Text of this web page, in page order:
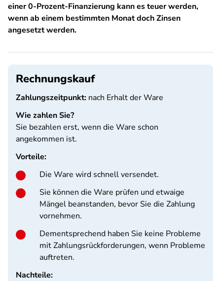
einer 0-Prozent-Finanzierung kann es teuer werden,
wenn ab einem bestimmten Monat doch Zinsen
angesetzt werden.
Rechnungskauf
Zahlungszeitpunkt: nach Erhalt der Ware
Wie zahlen Sie?
Sie bezahlen erst, wenn die Ware schon
angekommen ist.
Vorteile:
Die Ware wird schnell versendet.
Sie können die Ware prüfen und etwaige
Mängel beanstanden, bevor Sie die Zahlung
vornehmen.
Dementsprechend haben Sie keine Probleme
mit Zahlungsrückforderungen, wenn Probleme
auftreten.
Nachteile: